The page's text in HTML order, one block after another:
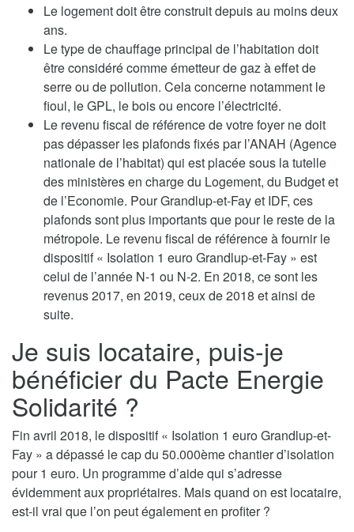
Le logement doit être construit depuis au moins deux
ans.
Le type de chauffage principal de l’habitation doit
être considéré comme émetteur de gaz à effet de
serre ou de pollution. Cela concerne notamment le
fioul, le GPL, le bois ou encore l’électricité.
Le revenu fiscal de référence de votre foyer ne doit
pas dépasser les plafonds fixés par l’ANAH (Agence
nationale de l’habitat) qui est placée sous la tutelle
des ministères en charge du Logement, du Budget et
de l’Economie. Pour Grandlup-et-Fay et IDF, ces
plafonds sont plus importants que pour le reste de la
métropole. Le revenu fiscal de référence à fournir le
dispositif « Isolation 1 euro Grandlup-et-Fay » est
celui de l’année N-1 ou N-2. En 2018, ce sont les
revenus 2017, en 2019, ceux de 2018 et ainsi de
suite.
Je suis locataire, puis-je
bénéficier du Pacte Energie
Solidarité ?
Fin avril 2018, le dispositif « Isolation 1 euro Grandlup-et-
Fay » a dépassé le cap du 50.000ème chantier d’isolation
pour 1 euro. Un programme d’aide qui s’adresse
évidemment aux propriétaires. Mais quand on est locataire,
est-il vrai que l’on peut également en profiter ?